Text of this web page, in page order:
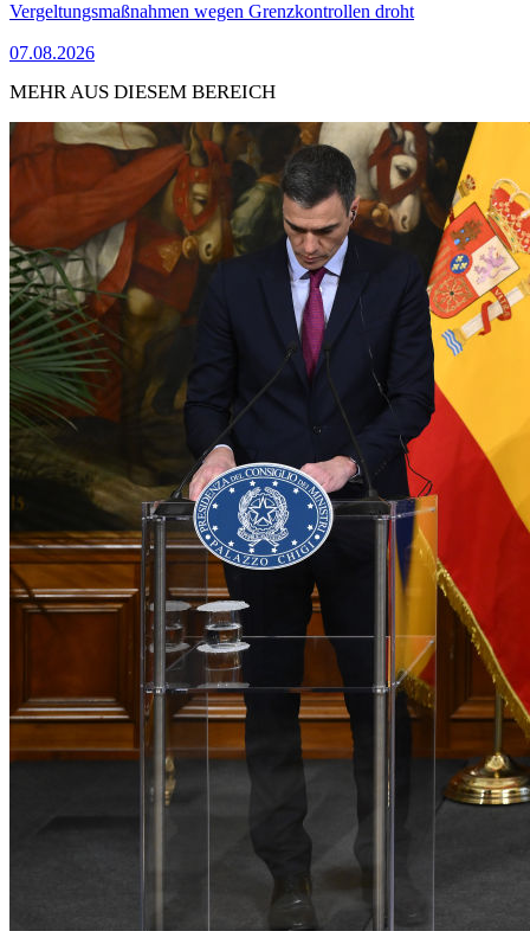
Vergeltungsmaßnahmen wegen Grenzkontrollen droht
07.08.2026
MEHR AUS DIESEM BEREICH